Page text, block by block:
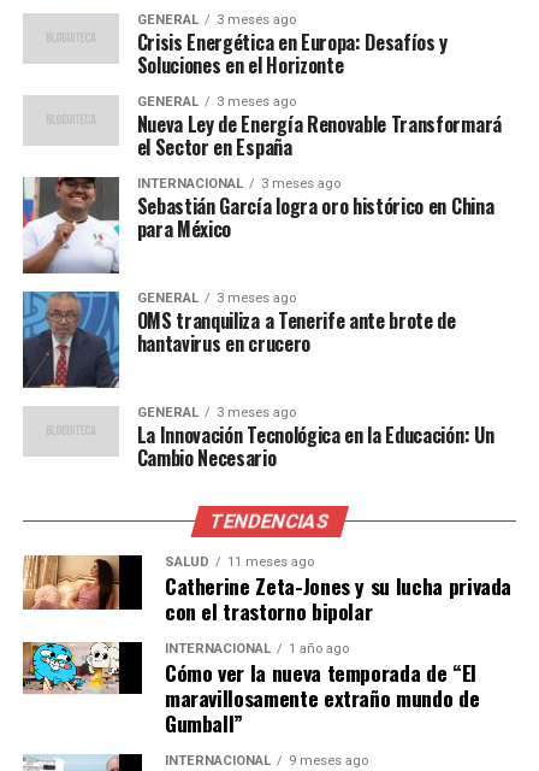
Impacto Económico y Social
El impacto de la crisis energética es amplio y profundo.
Las familias están viendo aumentar sus facturas de
energía, lo que afecta su capacidad de gasto en otras
áreas. Las industrias, especialmente aquellas intensivas
en energía como la manufactura y la química, enfrentan
costos operativos significativamente más altos, lo que
podría llevar a un aumento en los precios de los
productos y servicios.
El gobierno español ha implementado medidas para
mitigar el impacto en los consumidores, incluyendo
subsidios y reducciones temporales de impuestos sobre
la energía. Sin embargo, estas soluciones son vistas
como paliativas y no abordan las raíces estructurales
Soluciones y Futuro
Expertos en energía sugieren que Europa debe acelerar
su transición hacia fuentes de energía renovable y
diversificar sus proveedores de gas.Fatih Birol, director
de la Agencia Internacional de Energía, ha señalado
que “la crisis actual es un recordatorio urgente de la
necesidad de acelerar la inversión en energías limpias”.
GENERAL 3 meses ago
Crisis Energética en Europa: Desafíos y
Soluciones en el Horizonte
GENERAL 3 meses ago
Nueva Ley de Energía Renovable Transformará
el Sector en España
INTERNACIONAL 3 meses ago
Sebastián García logra oro histórico en China
para México
GENERAL 3 meses ago
OMS tranquiliza a Tenerife ante brote de
hantavirus en crucero
GENERAL 3 meses ago
La Innovación Tecnológica en la Educación: Un
Cambio Necesario
TENDENCIAS
SALUD 11 meses ago
Catherine Zeta-Jones y su lucha privada
con el trastorno bipolar
INTERNACIONAL 1 año ago
Cómo ver la nueva temporada de “El
maravillosamente extraño mundo de
Gumball”
INTERNACIONAL 9 meses ago